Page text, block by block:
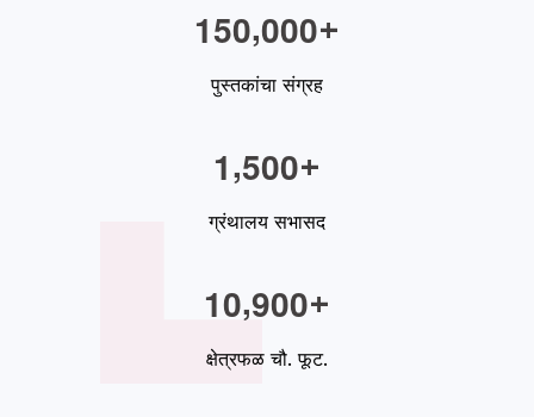
150,000+
पुस्तकांचा संग्रह
1,500+
ग्रंथालय सभासद
10,900+
क्षेत्रफळ चौ. फूट.